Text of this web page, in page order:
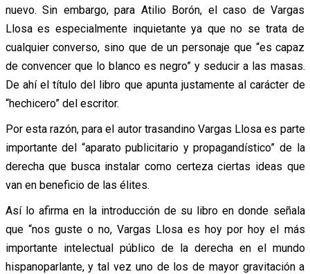
nuevo. Sin embargo, para Atilio Borón, el caso de Vargas
Llosa es especialmente inquietante ya que no se trata de
cualquier converso, sino que de un personaje que “es capaz
de convencer que lo blanco es negro” y seducir a las masas.
De ahí el título del libro que apunta justamente al carácter de
“hechicero” del escritor.
Por esta razón, para el autor trasandino Vargas Llosa es parte
importante del “aparato publicitario y propagandístico” de la
derecha que busca instalar como certeza ciertas ideas que
van en beneficio de las élites.
Así lo afirma en la introducción de su libro en donde señala
que “nos guste o no, Vargas Llosa es hoy por hoy el más
importante intelectual público de la derecha en el mundo
hispanoparlante, y tal vez uno de los de mayor gravitación a